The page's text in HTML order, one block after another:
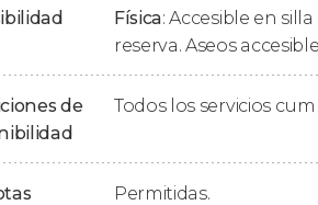
se encuentra elPuente de
apreciaremos los detalles de su
.
contemplaremos las
¿Sabíais que llegó a tener 120
Física: Accesible en
reserva. Aseos
de
Todos los servicios
Permitidas.